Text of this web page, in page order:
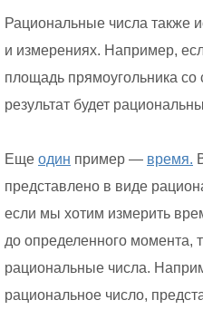
Рациональные числа также
и измерениях. Например,
площадь прямоугольника
результат будет
Еще один пример — время.
представлено в виде
если мы хотим измерить
до определенного момента,
рациональные числа.
рациональное число,